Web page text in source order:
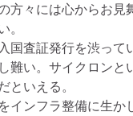
方々には心からお見
。
査証発行を渋って
難い。サイクロン
といえる。
ンフラ整備に生か